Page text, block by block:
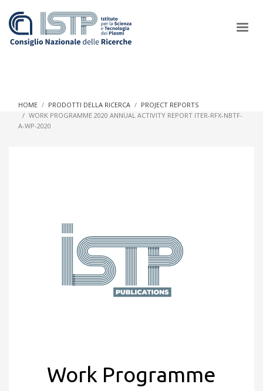
HOME PRODOTTI DELLA RICERCA
PROJECT REPORTS
WORK PROGRAMME 2020 ANNUAL ACTIVITY REPORT ITER-RFX-NBTF-
A-WP-2020
Work Programme